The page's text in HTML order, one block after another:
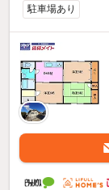
駐車場あり